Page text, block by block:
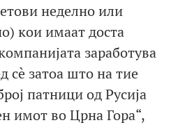
неделно или
кои имаат доста
заработува
сè затоа што на тие
патници од Русија
имот во Црна Гора“,